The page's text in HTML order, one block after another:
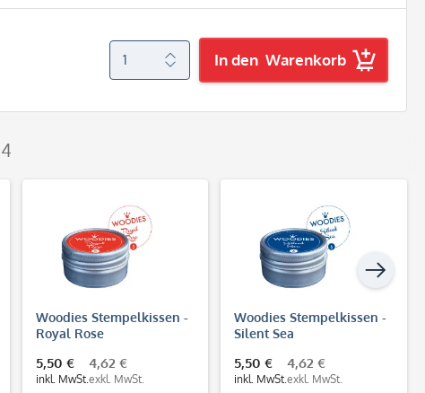
In den Warenkorb
Woodies Stempelkissen -
Royal Rose
5,50 €
inkl. MwSt.
4,62 €
exkl. MwSt.
Woodies Stempelkissen -
Silent Sea
5,50 €
inkl. MwSt.
4,62 €
exkl. MwSt.